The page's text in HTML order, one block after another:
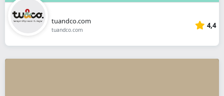
tuandco.com
tuandco.com 4,4